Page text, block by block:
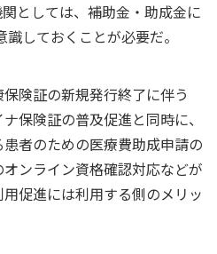
としては、補助金・助成金に
しておくことが必要だ。
険証の新規発行終了に伴う
保険証の普及促進と同時に、
者のための医療費助成申請の
ンライン資格確認対応などが
促進には利用する側のメリッ